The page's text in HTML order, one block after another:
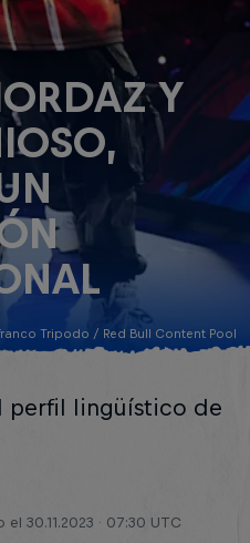
Tripodo / Red Bull Content Pool
Y
perfil lingüístico de
el 30.11.2023 · 07:30 UTC